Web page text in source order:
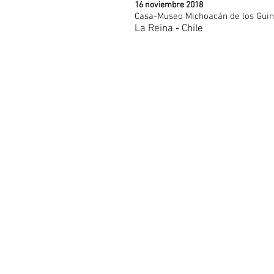
16 noviembre 2018
Casa-Museo Michoacán de los
La Reina - Chile